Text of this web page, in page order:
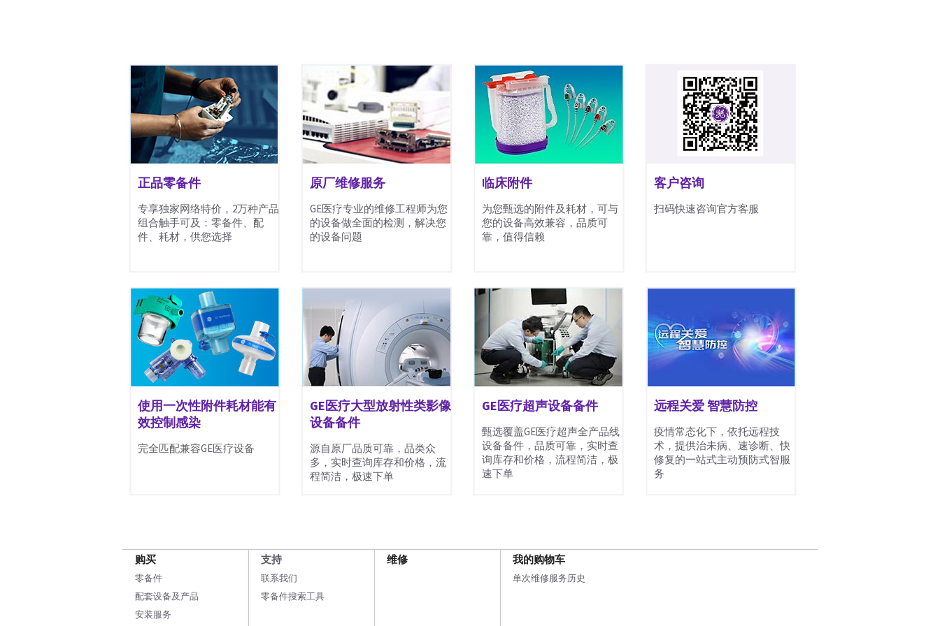
正品零备件
专享独家网络特价，2万种产品
组合触手可及：零备件、配
件、耗材，供您选择
使用一次性附件耗材能有
效控制感染
完全匹配兼容GE医疗设备
原厂维修服务
GE医疗专业的维修工程师为您
的设备做全面的检测，解决您
的设备问题
GE医疗大型放射性类影像
设备备件
源自原厂品质可靠，品类众
多，实时查询库存和价格，流
程简洁，极速下单
临床附件
为您甄选的附件及耗材，可与
您的设备高效兼容，品质可
靠，值得信赖
GE医疗超声设备备件
甄选覆盖GE医疗超声全产品线
设备备件，品质可靠，实时查
询库存和价格，流程简洁，极
速下单
客户咨询
扫码快速咨询官方客服
远程关爱 智慧防控
疫情常态化下，依托远程技
术，提供治未病、速诊断、快
修复的一站式主动预防式智服
务
购买
零备件
配套设备及产品
安装服务
支持
联系我们
零备件搜索工具
维修 我的购物车
单次维修服务历史